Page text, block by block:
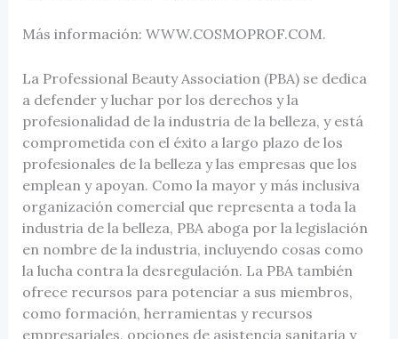
Más información: WWW.COSMOPROF.COM.
La Professional Beauty Association (PBA) se dedica
a defender y luchar por los derechos y la
profesionalidad de la industria de la belleza, y está
comprometida con el éxito a largo plazo de los
profesionales de la belleza y las empresas que los
emplean y apoyan. Como la mayor y más inclusiva
organización comercial que representa a toda la
industria de la belleza, PBA aboga por la legislación
en nombre de la industria, incluyendo cosas como
la lucha contra la desregulación. La PBA también
ofrece recursos para potenciar a sus miembros,
como formación, herramientas y recursos
empresariales, opciones de asistencia sanitaria y